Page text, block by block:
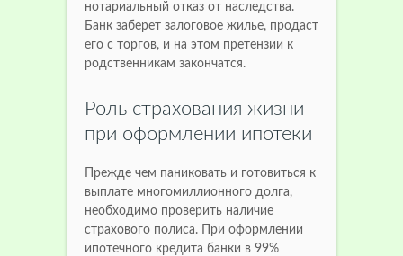
нотариальный отказ от наследства.
Банк заберет залоговое жилье, продаст
его с торгов, и на этом претензии к
родственникам закончатся.
Роль страхования жизни
при оформлении ипотеки
Прежде чем паниковать и готовиться к
выплате многомиллионного долга,
необходимо проверить наличие
страхового полиса. При оформлении
ипотечного кредита банки в 99%